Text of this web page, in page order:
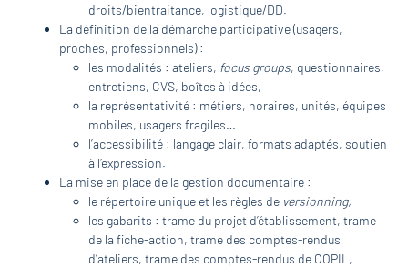
droits/bientraitance, logistique/DD.
La définition de la démarche participative (usagers,
proches, professionnels) :
les modalités : ateliers, focus groups, questionnaires,
entretiens, CVS, boîtes à idées,
la représentativité : métiers, horaires, unités, équipes
mobiles, usagers fragiles…
l’accessibilité : langage clair, formats adaptés, soutien
à l’expression.
La mise en place de la gestion documentaire :
le répertoire unique et les règles de versionning,
les gabarits : trame du projet d’établissement, trame
de la fiche-action, trame des comptes-rendus
d’ateliers, trame des comptes-rendus de COPIL,